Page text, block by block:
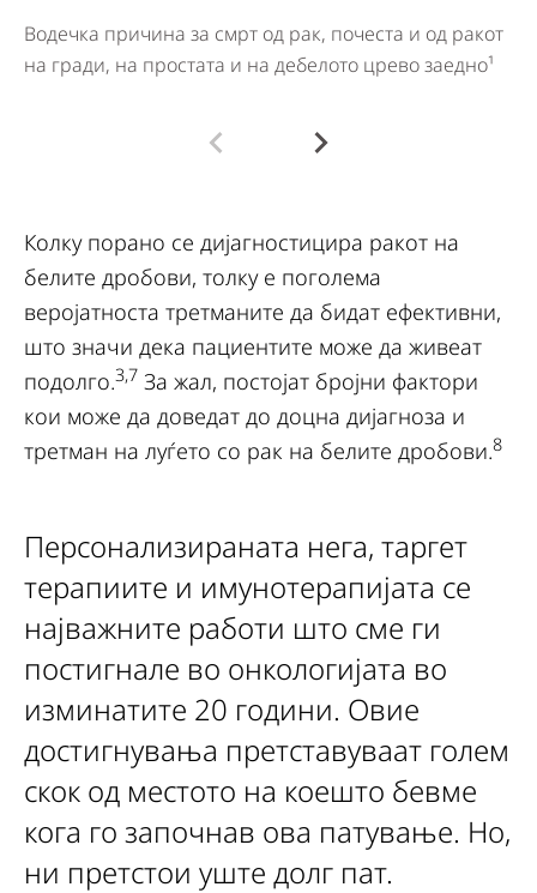
Водечка причина за смрт од рак, почеста и од ракот
на гради, на простата и на дебелото црево заедно¹
Колку порано се дијагностицира ракот на
белите дробови, толку е поголема
веројатноста третманите да бидат ефективни,
што значи дека пациентите може да живеат
подолго.3,7 За жал, постојат бројни фактори
кои може да доведат до доцна дијагноза и
третман на луѓето со рак на белите дробови.8
Персонализираната нега, таргет
терапиите и имунотерапијата се
најважните работи што сме ги
постигнале во онкологијата во
изминатите 20 години. Овие
достигнувања претставуваат голем
скок од местото на коешто бевме
кога го започнав ова патување. Но,
ни претстои уште долг пат.